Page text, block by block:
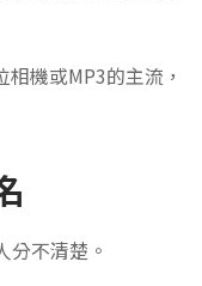
機或MP3的主流，
分不清楚。